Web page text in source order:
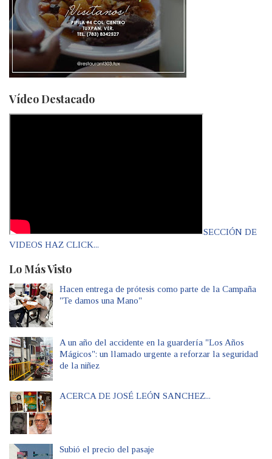
Vídeo Destacado
SECCIÓN DE
VIDEOS HAZ CLICK...
Lo Más Visto
Hacen entrega de prótesis como parte de la Campaña
"Te damos una Mano"
A un año del accidente en la guardería "Los Años
Mágicos": un llamado urgente a reforzar la seguridad
de la niñez
ACERCA DE JOSÉ LEÓN SANCHEZ...
Subió el precio del pasaje